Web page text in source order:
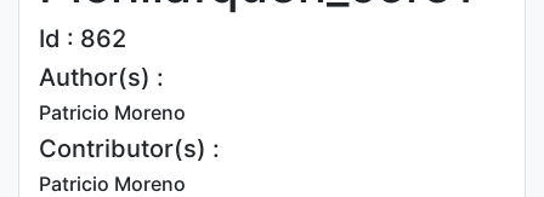
Id : 862
Author(s) :
Patricio Moreno
Contributor(s) :
Patricio Moreno